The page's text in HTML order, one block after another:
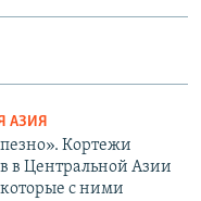
АЗИЯ
Кортежи
в Центральной Азии
с ними